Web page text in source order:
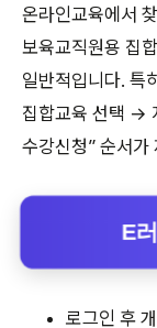
온라인교육에서
보육교직원용 집
일반적입니다. 특
집합교육 선택 →
수강신청” 순서가
E
로그인 후